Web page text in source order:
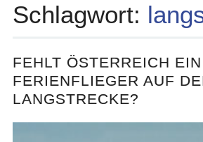
Schlagwort:
FEHLT ÖSTERREICH EIN
FERIENFLIEGER AUF
LANGSTRECKE?